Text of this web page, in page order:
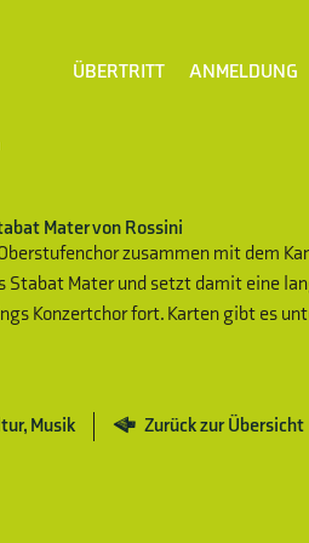
ÜBERTRITT ANMELDUNG
Mater von Rossini
zusammen mit dem
Stabat Mater und setzt damit eine
Konzertchor fort. Karten gibt es
, Musik Zurück zur Übersicht